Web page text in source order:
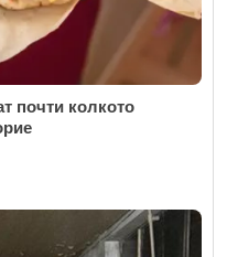
почти колкото